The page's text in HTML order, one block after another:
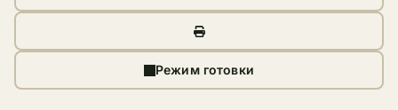
Режим готовки